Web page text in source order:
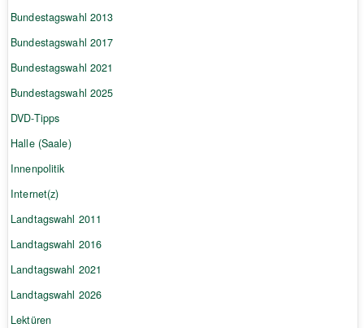
Bundestagswahl 2013
Bundestagswahl 2017
Bundestagswahl 2021
Bundestagswahl 2025
DVD-Tipps
Halle (Saale)
Innenpolitik
Internet(z)
Landtagswahl 2011
Landtagswahl 2016
Landtagswahl 2021
Landtagswahl 2026
Lektüren